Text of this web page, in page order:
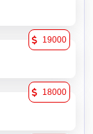
19000
18000